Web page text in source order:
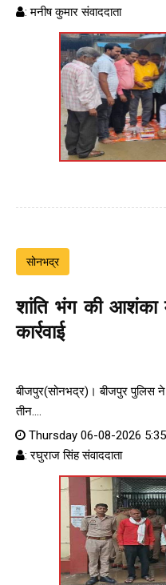
: मनीष कुमार संवाददाता
सोनभद्र
शांति भंग की आशंका
कार्रवाई
बीजपुर(सोनभद्र)। बीजपुर पुलिस
तीन....
Thursday 06-08-2026
: रघुराज सिंह संवाददाता